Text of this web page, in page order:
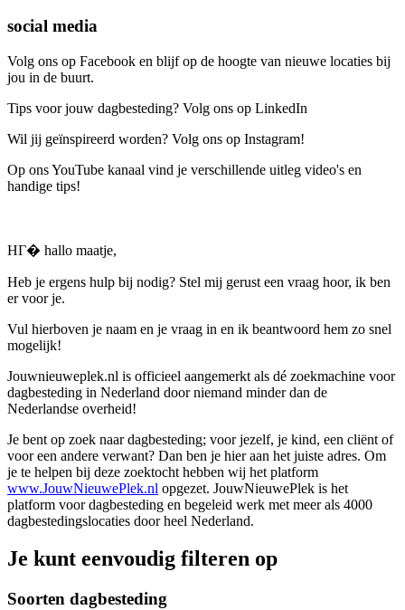
social media
Volg ons op Facebook en blijf op de hoogte van nieuwe locaties bij
jou in de buurt.
Tips voor jouw dagbesteding? Volg ons op LinkedIn
Wil jij geïnspireerd worden? Volg ons op Instagram!
Op ons YouTube kanaal vind je verschillende uitleg video's en
handige tips!
HГ� hallo maatje,
Heb je ergens hulp bij nodig? Stel mij gerust een vraag hoor, ik ben
er voor je.
Vul hierboven je naam en je vraag in en ik beantwoord hem zo snel
mogelijk!
Jouwnieuweplek.nl is officieel aangemerkt als dé zoekmachine voor
dagbesteding in Nederland door niemand minder dan de
Nederlandse overheid!
Je bent op zoek naar dagbesteding; voor jezelf, je kind, een cliënt of
voor een andere verwant? Dan ben je hier aan het juiste adres. Om
je te helpen bij deze zoektocht hebben wij het platform
www.JouwNieuwePlek.nl opgezet. JouwNieuwePlek is het
platform voor dagbesteding en begeleid werk met meer als 4000
dagbestedingslocaties door heel Nederland.
Je kunt eenvoudig filteren op
Soorten dagbesteding